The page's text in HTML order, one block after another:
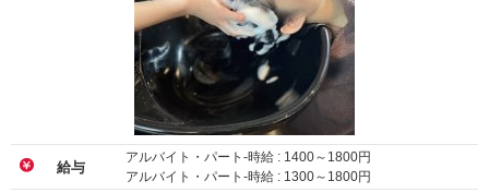
給与
アルバイト・パート-時給 : 1400～ 1800円
アルバイト・パート-時給 : 1300～ 1800円